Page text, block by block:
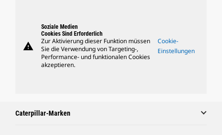
warning
Soziale Medien
Cookies Sind Erforderlich
Zur Aktivierung dieser Funktion müssen
Sie die Verwendung von Targeting-,
Performance- und funktionalen Cookies
akzeptieren.
Cookie-
Einstellungen
Caterpillar-Marken